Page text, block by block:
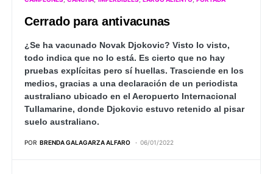
Cerrado para antivacunas
¿Se ha vacunado Novak Djokovic? Visto lo visto,
todo indica que no lo está. Es cierto que no hay
pruebas explícitas pero sí huellas. Trasciende en los
medios, gracias a una declaración de un periodista
australiano ubicado en el Aeropuerto Internacional
Tullamarine, donde Djokovic estuvo retenido al pisar
suelo australiano.
POR BRENDA GALAGARZA ALFARO 06/01/2022